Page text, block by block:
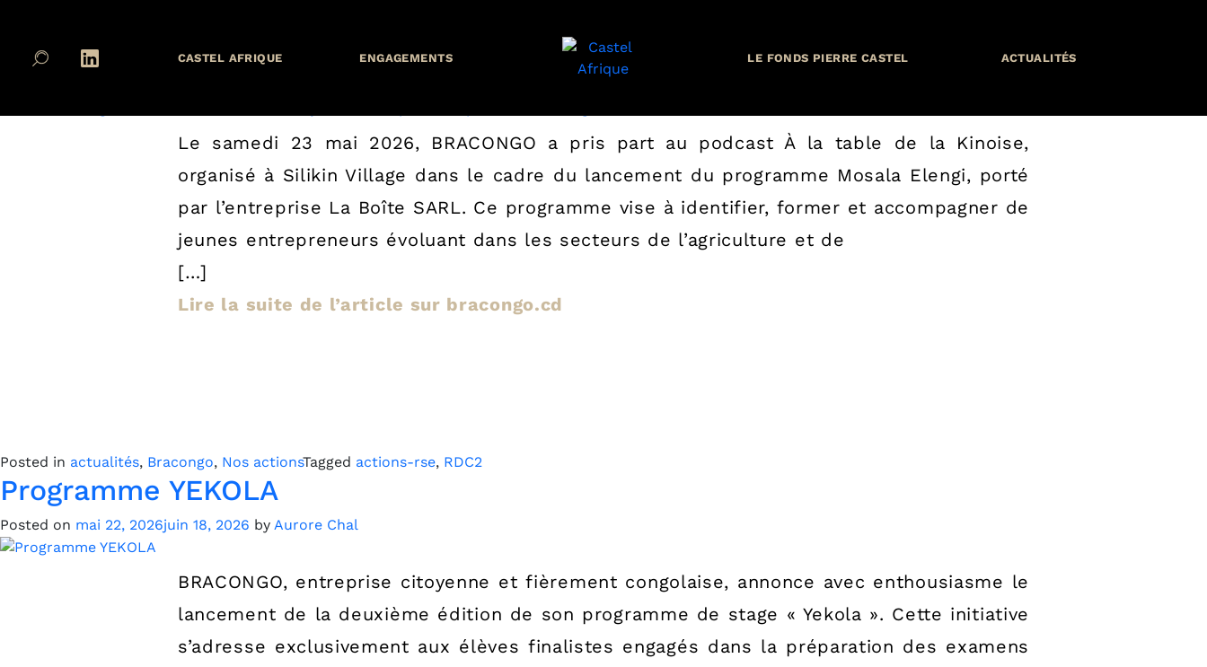
CASTEL AFRIQUE ENGAGEMENTS LE FONDS PIERRE CASTEL ACTUALITÉS
agroalimentaire durable
Le samedi 23 mai 2026, BRACONGO a pris part au podcast À la table de la Kinoise,
organisé à Silikin Village dans le cadre du lancement du programme Mosala Elengi, porté
par l’entreprise La Boîte SARL. Ce programme vise à identifier, former et accompagner de
jeunes entrepreneurs évoluant dans les secteurs de l’agriculture et de
[…]
Lire la suite de l’article sur bracongo.cd
Posted in actualités, Bracongo, Nos actionsTagged actions-rse, RDC2
Programme YEKOLA
Posted on mai 22, 2026juin 18, 2026 by Aurore Chal
BRACONGO, entreprise citoyenne et fièrement congolaise, annonce avec enthousiasme le
lancement de la deuxième édition de son programme de stage « Yekola ». Cette initiative
s’adresse exclusivement aux élèves finalistes engagés dans la préparation des examens